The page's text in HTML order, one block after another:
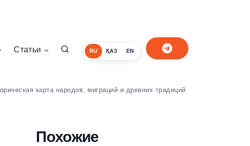
RU ҚАЗ EN
Статьи
карта народов, миграций и древних традиций
Похожие